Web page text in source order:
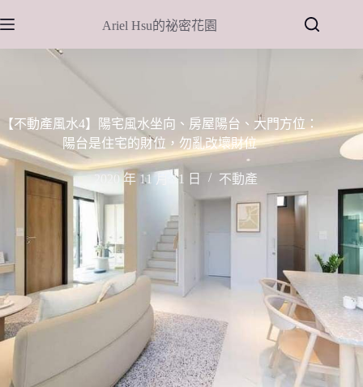
至
主
Ariel Hsu的祕密花園
【不動產風水4】陽宅風水坐向、房屋陽台、大門方位：
陽台是住宅的財位，勿亂改壞財位
2020 年 11 月 11 日 不動產